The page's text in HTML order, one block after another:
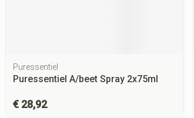
Puressentiel
Puressentiel A/beet Spray 2x75ml
€ 28,92